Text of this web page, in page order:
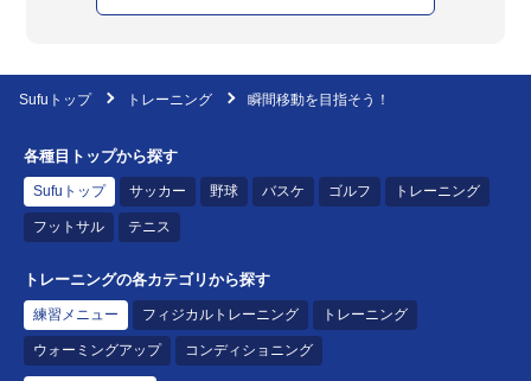
Sufuトップ トレーニング 瞬間移動を目指そう！
各種目トップから探す
Sufuトップ サッカー 野球 バスケ ゴルフ トレーニング
フットサル テニス
トレーニングの各カテゴリから探す
練習メニュー フィジカルトレーニング トレーニング
ウォーミングアップ コンディショニング